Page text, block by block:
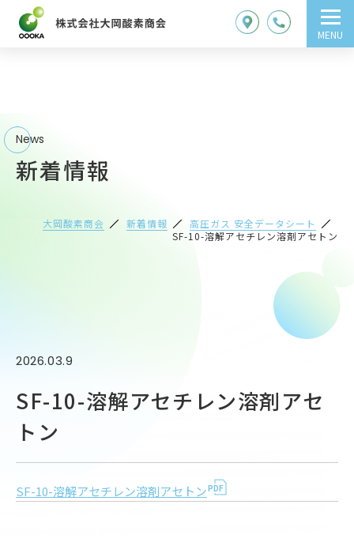
MENU
News
新着情報
大岡酸素商会 新着情報
高圧ガス 安全データシート
SF-10-溶解アセチレン溶剤アセトン
2026.03.9
SF-10-溶解アセチレン溶剤アセ
トン
SF-10-溶解アセチレン溶剤アセトン